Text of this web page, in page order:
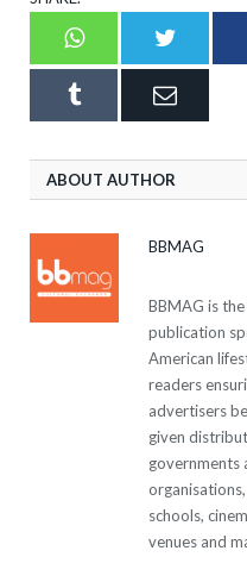
WhatsappTwitter
Tumblr Email
ABOUT AUTHOR
BBMAG
BBMAG is
publication
American
readers
advertisers
given
governments
schools,
venues and